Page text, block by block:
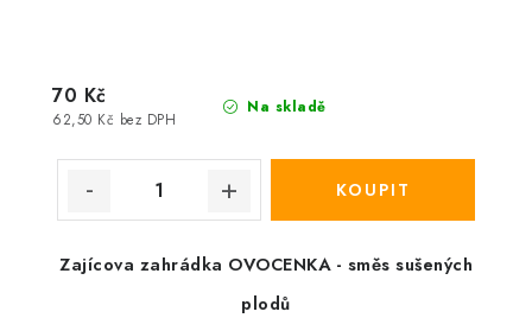
Na skladě
62,50 Kč bez DPH
70 Kč
Zajícova zahrádka OVOCENKA - směs sušených
plodů